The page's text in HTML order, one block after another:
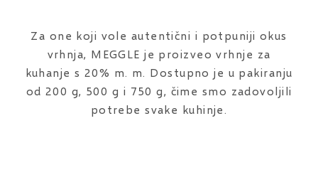
Za one koji vole autentični i potpuniji okus
vrhnja, MEGGLE je proizveo vrhnje za
kuhanje s 20% m. m. Dostupno je u pakiranju
od 200 g, 500 g i 750 g, čime smo zadovoljili
potrebe svake kuhinje.